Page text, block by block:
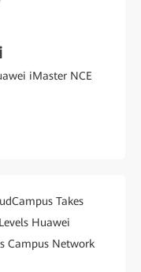
iMaster NCE
Takes
Huawei
Campus Network